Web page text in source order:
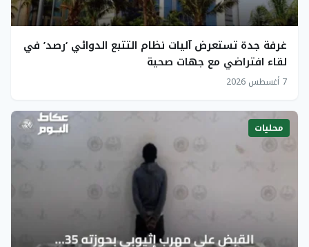
غرفة جدة تستعرض آليات نظام التتبع الدوائي ‘رصد’ في
لقاء افتراضي مع جهات صحية
7 أغسطس 2026
محليات